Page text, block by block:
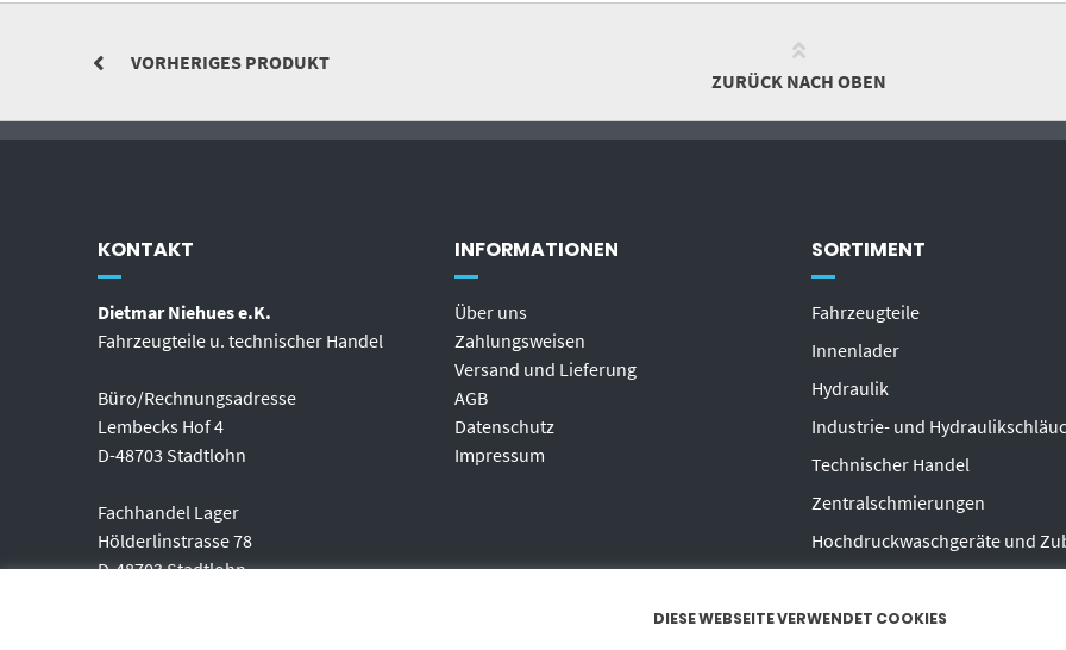
VORHERIGES PRODUKT
ZURÜCK NACH OBEN
KONTAKT
Dietmar Niehues e.K.
Fahrzeugteile u. technischer Handel
Büro/Rechnungsadresse
Lembecks Hof 4
D-48703 Stadtlohn
Fachhandel Lager
Hölderlinstrasse 78
D-48703 Stadtlohn
INFORMATIONEN
Über uns
Zahlungsweisen
Versand und Lieferung
AGB
Datenschutz
Impressum
SORTIMENT
Fahrzeugteile
Innenlader
Hydraulik
Industrie- und
Technischer Handel
Zentralschmierungen
Hochdruckwaschgeräte und
DIESE WEBSEITE VERWENDET COOKIES